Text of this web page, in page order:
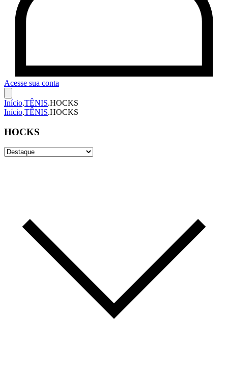
Acesse sua conta
Início.TÊNIS.HOCKS
Início.TÊNIS.HOCKS
HOCKS